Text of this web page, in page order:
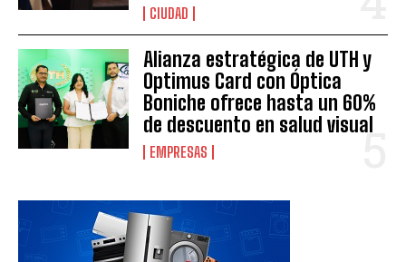
CIUDAD
Alianza estratégica de UTH y
Optimus Card con Óptica
Boniche ofrece hasta un 60%
de descuento en salud visual
EMPRESAS